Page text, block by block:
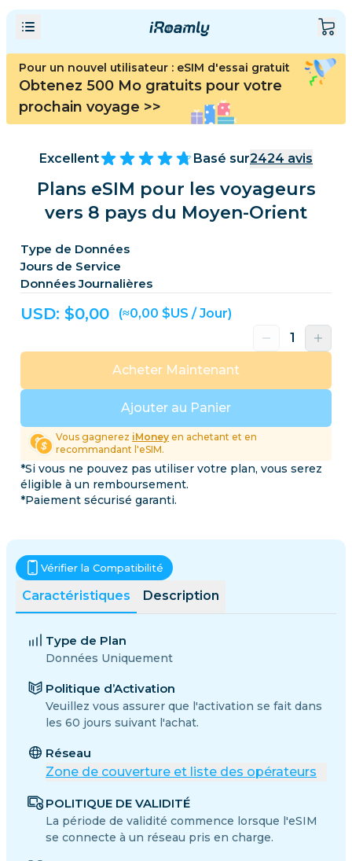
Pour un nouvel utilisateur : eSIM d'essai gratuit
Obtenez 500 Mo gratuits pour votre
prochain voyage >>
Excellent Basé sur2424 avis
Plans eSIM pour les voyageurs
vers 8 pays du Moyen-Orient
Type de Données
Jours de Service
Données Journalières
USD: $0,00 (≈0,00 $US / Jour)
Ajouter au Panier
Acheter Maintenant
Vous gagnerez iMoney en achetant et en
recommandant l'eSIM.
*Si vous ne pouvez pas utiliser votre plan, vous serez
éligible à un remboursement.
*Paiement sécurisé garanti.
Caractéristiques Description
Vérifier la Compatibilité
Type de Plan
Données Uniquement
Politique d’Activation
Veuillez vous assurer que l'activation se fait dans
les 60 jours suivant l'achat.
Réseau
Zone de couverture et liste des opérateurs
POLITIQUE DE VALIDITÉ
La période de validité commence lorsque l'eSIM
se connecte à un réseau pris en charge.